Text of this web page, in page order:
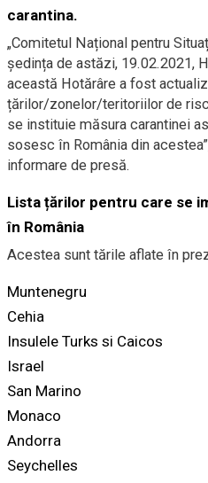
carantina.
„Comitetul Național pentru
ședința de astăzi, 19.02.2021,
această Hotărâre a fost
țărilor/zonelor/teritoriilor de
se instituie măsura carantinei
sosesc în România din
informare de presă.
Lista țărilor pentru care se
în România
Acestea sunt tările aflate în
Muntenegru
Cehia
Insulele Turks si Caicos
Israel
San Marino
Monaco
Andorra
Seychelles